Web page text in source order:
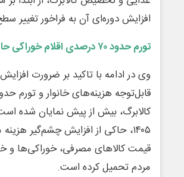
افزایش دوره‌ای آن به فراخور تغییر
تورم حدود ۷۰ درصدی اقلام خوراکی حاکی از ضرورت افزایش مبلغ کالابرگ است
وی در ادامه با تاکید بر ضرورت
کالابرگ، بیش از پیش نمایان شده
۱۴۰۵، حاکی از افزایش چشم‌گیر
قیمت کالاهای مصرفی، خوراکی‌ها و
مردم تحمیل کرده است.